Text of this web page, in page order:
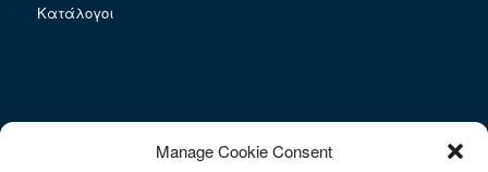
Manage Cookie Consent
Κατάλογοι